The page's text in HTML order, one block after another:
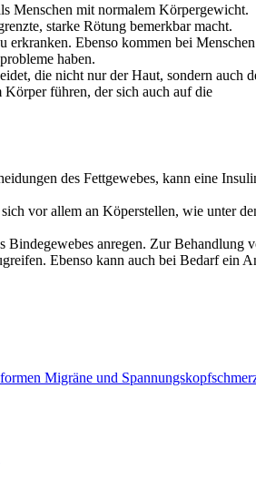
Menschen mit normalem Körpergewicht.
starke Rötung bemerkbar macht.
erkranken. Ebenso kommen bei Menschen
haben.
die nicht nur der Haut, sondern auch
Körper führen, der sich auch auf die
des Fettgewebes, kann eine
vor allem an Köperstellen, wie unter
anregen. Zur
Ebenso kann auch bei Bedarf ein